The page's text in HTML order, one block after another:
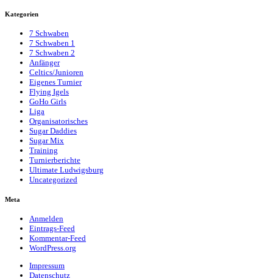
Kategorien
7 Schwaben
7 Schwaben 1
7 Schwaben 2
Anfänger
Celtics/Junioren
Eigenes Turnier
Flying Igels
GoHo Girls
Liga
Organisatorisches
Sugar Daddies
Sugar Mix
Training
Turnierberichte
Ultimate Ludwigsburg
Uncategorized
Meta
Anmelden
Eintrags-Feed
Kommentar-Feed
WordPress.org
Impressum
Datenschutz